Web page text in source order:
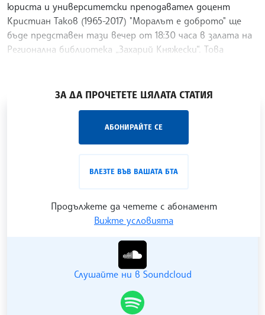
юриста и университетски преподавател доцент
Кристиан Таков (1965-2017) "Моралът е доброто" ще
бъде представен тази вечер от 18:30 часа в залата на
Регионална библиотека „Захарий Княжески“. Това
ЗА ДА ПРОЧЕТЕТЕ ЦЯЛАТА СТАТИЯ
АБОНИРАЙТЕ СЕ
ВЛЕЗТЕ ВЪВ ВАШАТА БТА
Продължете да четете с абонамент
Вижте условията
„Час ЛИК“ на БТА е мястото за срещи отблизо с
Гледайте ни в YouTube
Слушайте ни в Soundcloud